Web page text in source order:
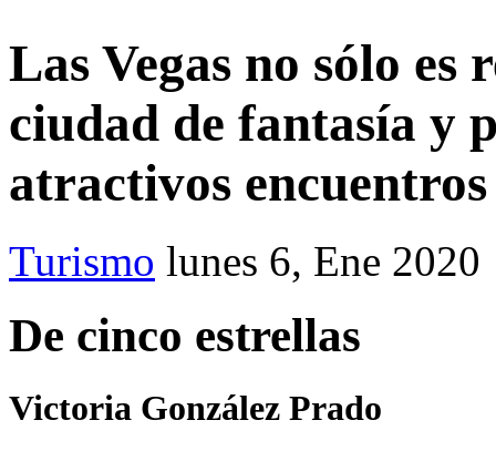
Las Vegas no sólo
ciudad de fantasía y
atractivos
Turismo lunes 6, Ene 2020
De cinco estrellas
Victoria González Prado